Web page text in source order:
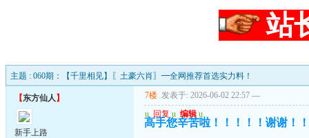
站
主题 : 060期：【千里相见】〖土豪六肖〗━全网推荐首选实力料！
【东方仙人 】
新手上路
7楼 发表于: 2026-06-02 22:57 ---
u 回复 u 编辑 u
高手您辛苦啦！！！！！谢谢！